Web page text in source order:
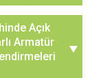
Açık
Armatür